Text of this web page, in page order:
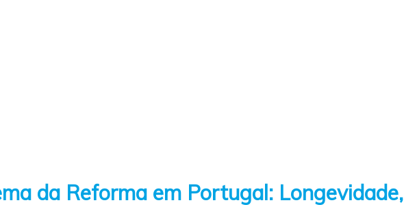
da Reforma em Portugal: Longevidade,